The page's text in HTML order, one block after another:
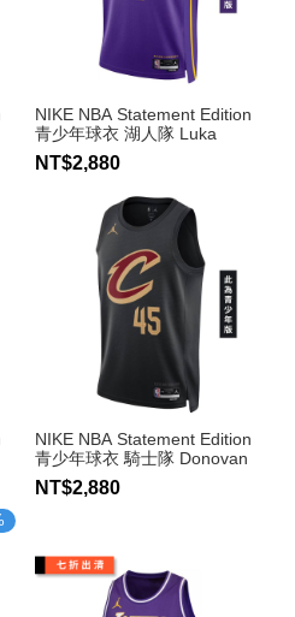
NIKE NBA Statement Edition
青少年球衣 湖人隊 Luka
Doncic
NT$2,880
NIKE NBA Statement Edition
青少年球衣 騎士隊 Donovan
Mitchell
NT$2,880